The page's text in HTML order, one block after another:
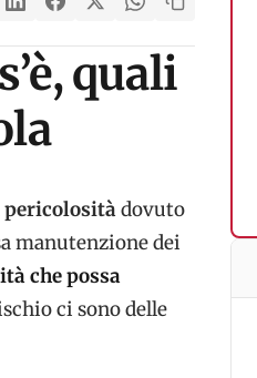
quali
dovuto
manutenzione dei
che possa
ci sono delle